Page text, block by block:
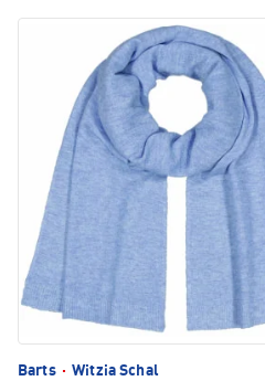
Barts · Witzia Schal